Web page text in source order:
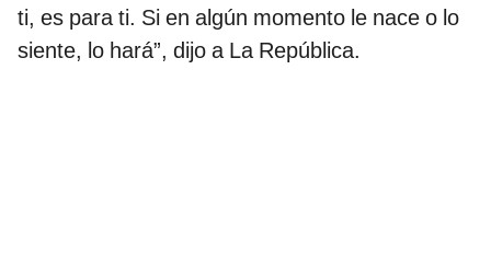
ti, es para ti. Si en algún momento le nace o lo
siente, lo hará”, dijo a La República.